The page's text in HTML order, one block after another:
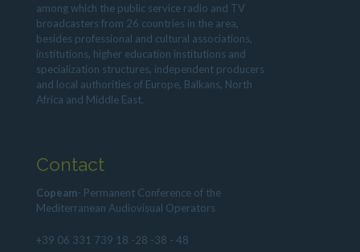
among which the public service radio and TV
broadcasters from 26 countries in the area,
besides professional and cultural associations,
institutions, higher education institutions and
specialization structures, independent producers
and local authorities of Europe, Balkans, North
Africa and Middle East.
Contact
Copeam- Permanent Conference of the
Mediterranean Audiovisual Operators
+39 06 331 739 18 -28 -38 - 48